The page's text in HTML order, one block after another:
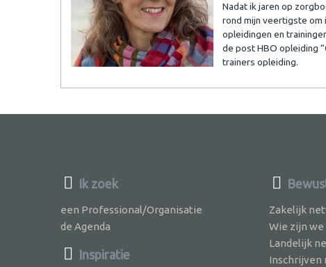
Nadat ik jaren op
rond mijn veertigste om
opleidingen en
de post HBO opleiding
trainers opleiding.
Ik zoek
een Professional/Organisatie
de Agenda
Inspiratie
Zakelijk
Wie zijn we
Landelijk
Inschrijven